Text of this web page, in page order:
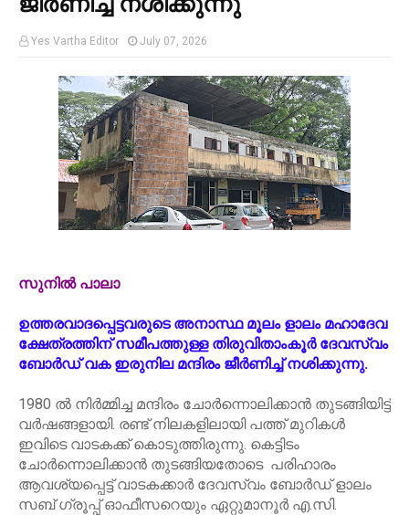
Yes Vartha Editor July 07, 2026
സുനില്‍ പാലാ
ഉത്തരവാദപ്പെട്ടവരുടെ അനാസ്ഥ മൂലം ളാലം മഹാദേവ
ക്ഷേത്രത്തിന് സമീപത്തുള്ള തിരുവിതാംകൂര്‍ ദേവസ്വം
ബോര്‍ഡ് വക ഇരുനില മന്ദിരം ജീര്‍ണിച്ച് നശിക്കുന്നു.
1980 ല്‍ നിര്‍മ്മിച്ച മന്ദിരം ചോര്‍ന്നൊലിക്കാന്‍ തുടങ്ങിയിട്ട്
വര്‍ഷങ്ങളായി. രണ്ട് നിലകളിലായി പത്ത് മുറികള്‍
ഇവിടെ വാടകക്ക് കൊടുത്തിരുന്നു. കെട്ടിടം
ചോര്‍ന്നൊലിക്കാന്‍ തുടങ്ങിയതോടെ പരിഹാരം
ആവശ്യപ്പെട്ട് വാടകക്കാര്‍ ദേവസ്വം ബോര്‍ഡ് ളാലം
സബ് ഗ്രൂപ്പ് ഓഫീസറെയും ഏറ്റുമാനൂര്‍ എ.സി.